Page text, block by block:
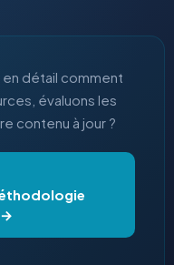
détail comment
évaluons les
contenu à jour ?